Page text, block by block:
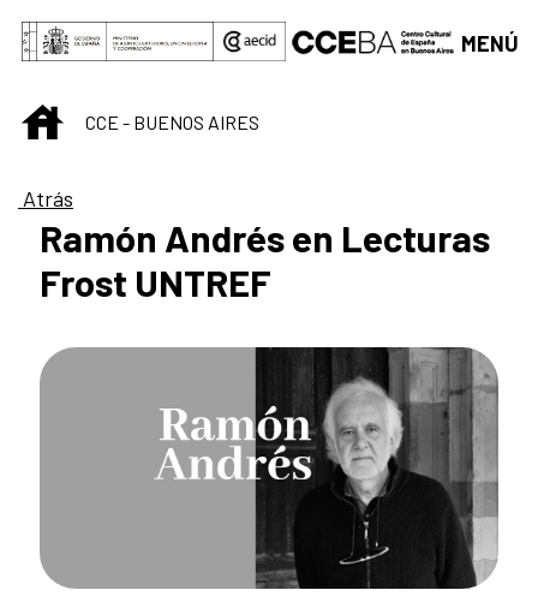
Saltar al contenido principal
MENÚ
INICIOCCE - BUENOS AIRES
Atrás
Ramón Andrés en Lecturas
Frost UNTREF